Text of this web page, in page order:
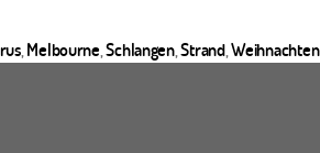
, Melbourne ,Schlangen,Strand,Weihnachten